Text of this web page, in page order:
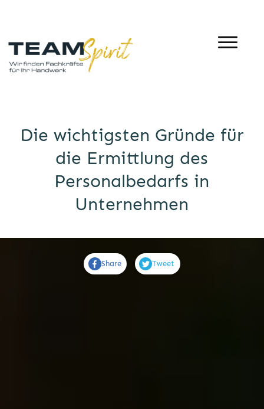
Die wichtigsten Gründe für
die Ermittlung des
Personalbedarfs in
Unternehmen
Share Tweet